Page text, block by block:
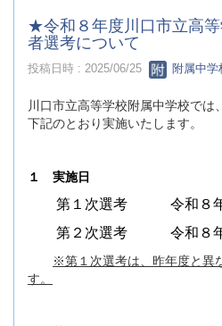
★令和８年度川口市立高
者選考について
投稿日時 : 2025/06/25 附属中学
川口市立高等学校附属中学校では
下記のとおり実施いたします。
１ 実施日
第１次選考 令和８年
第２次選考 令和８年
※第１次選考は、昨年度と異
す。